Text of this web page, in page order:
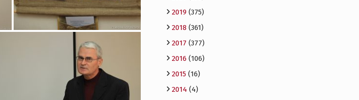
2019 (375)
2018 (361)
2017 (377)
2016 (106)
2015 (16)
2014 (4)